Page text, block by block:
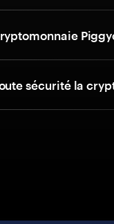
sécurité la